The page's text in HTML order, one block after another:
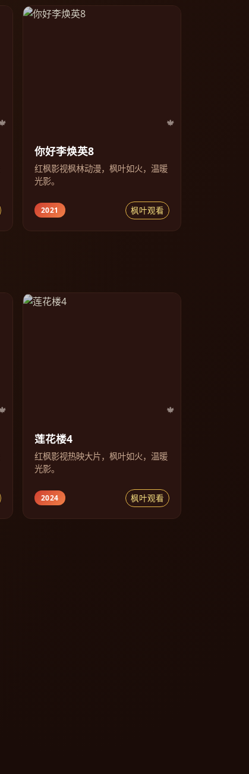
你好李焕英8
红枫影视枫林动漫，枫叶如火，温暖
光影。
2021 枫叶观看
莲花楼4
红枫影视热映大片，枫叶如火，温暖
光影。
2024 枫叶观看